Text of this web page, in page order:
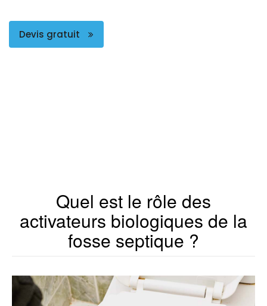
Devis gratuit
Quel est le rôle des
activateurs biologiques de la
fosse septique ?